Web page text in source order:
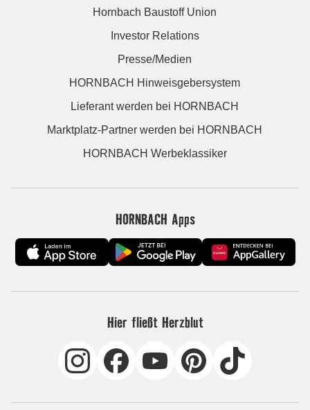
Hornbach Baustoff Union
Investor Relations
Presse/Medien
HORNBACH Hinweisgebersystem
Lieferant werden bei HORNBACH
Marktplatz-Partner werden bei HORNBACH
HORNBACH Werbeklassiker
HORNBACH Apps
Hier fließt Herzblut